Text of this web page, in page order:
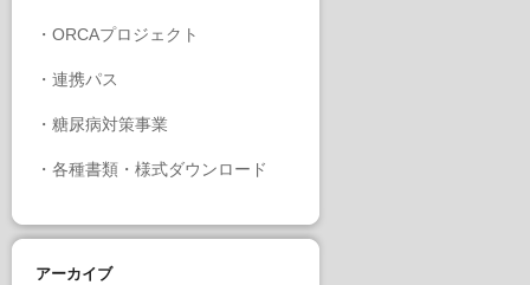
・ ORCAプロジェクト
・ 連携パス
・ 糖尿病対策事業
・ 各種書類・様式ダウンロード
アーカイブ